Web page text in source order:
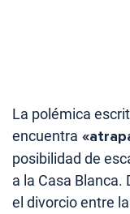
La polémica
encuentra
posibilidad de
a la Casa Blanca.
el divorcio entre